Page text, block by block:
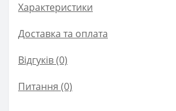
Характеристики
Доставка та оплата
Відгуків (0)
Питання (0)